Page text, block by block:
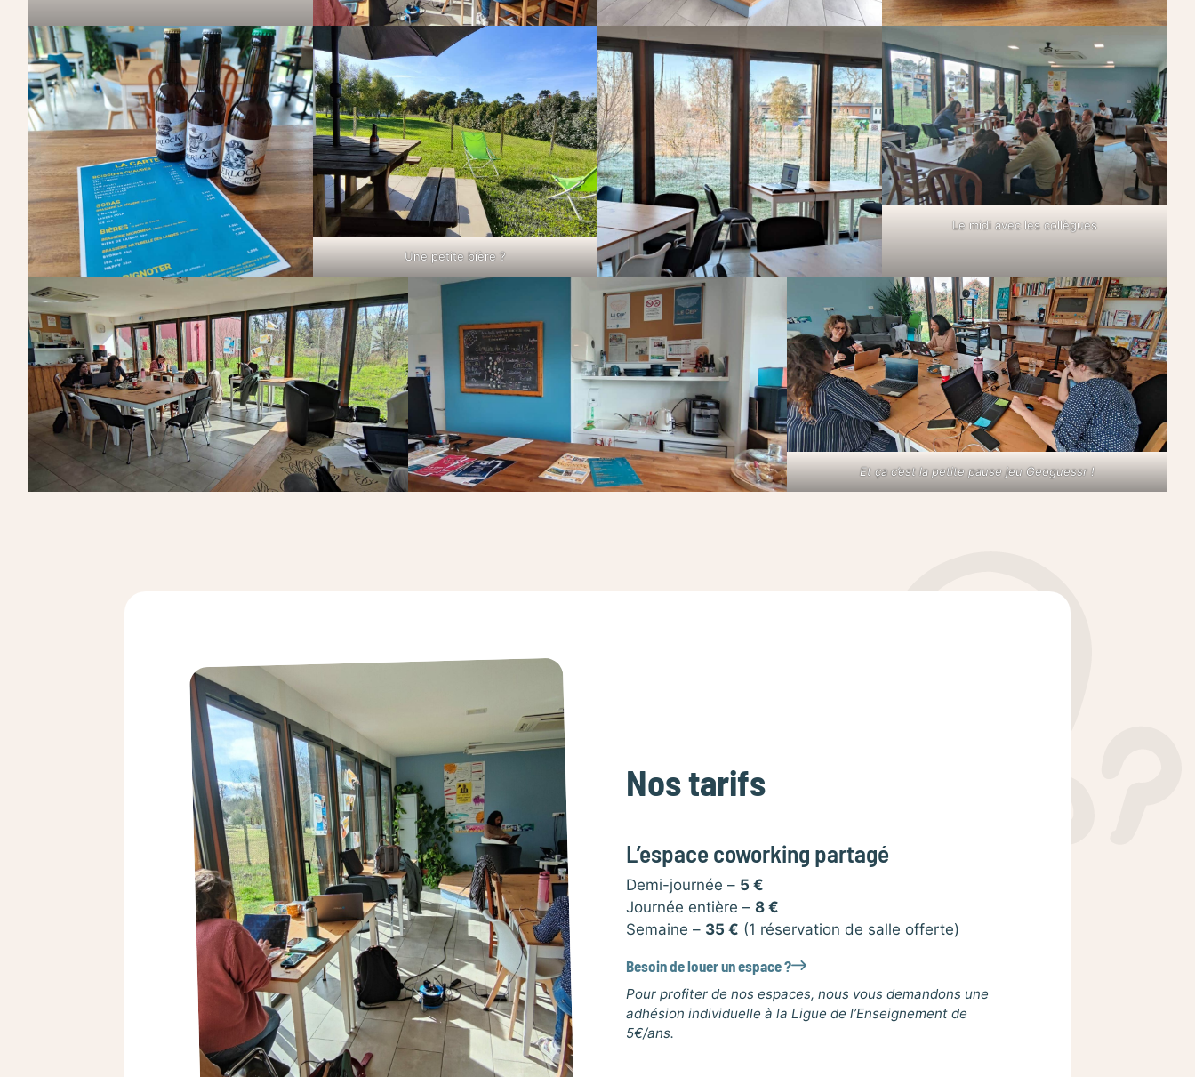
Une petite bière ?
Le midi avec les collègues
Et ça c’est la petite pause jeu Geoguessr !
Nos tarifs
L’espace coworking partagé
Demi-journée – 5 €
Journée entière – 8 €
Semaine – 35 € (1 réservation de salle offerte)
Besoin de louer un espace ?
Pour profiter de nos espaces, nous vous demandons une
adhésion individuelle à la Ligue de l’Enseignement de
5€/ans.